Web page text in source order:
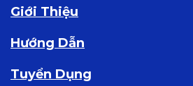
Giới Thiệu
Hướng Dẫn
Tuyển Dụng